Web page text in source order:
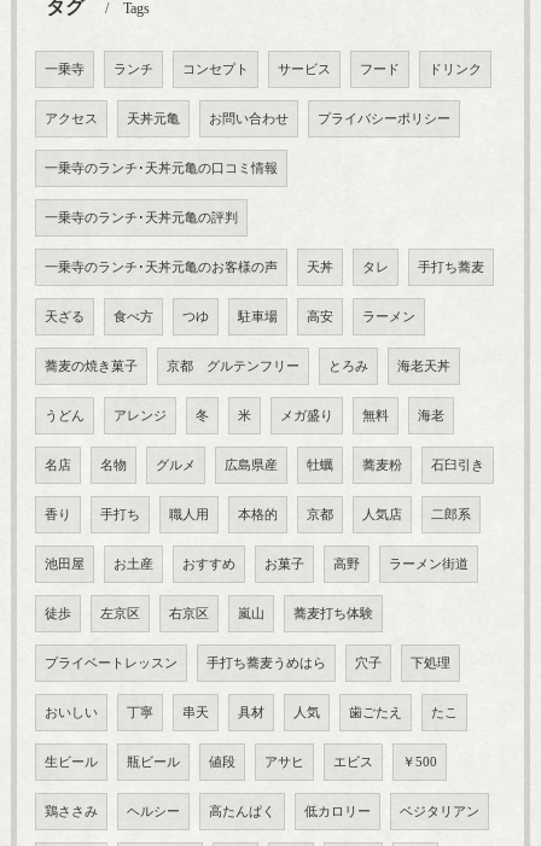
タグ Tags
一乗寺 ランチ コンセプト サービス フード ドリンク
アクセス 天丼元亀 お問い合わせ プライバシーポリシー
一乗寺のランチ･天丼元亀の口コミ情報
一乗寺のランチ･天丼元亀の評判
一乗寺のランチ･天丼元亀のお客様の声 天丼 タレ 手打ち蕎麦
天ざる 食べ方 つゆ 駐車場 高安 ラーメン
蕎麦の焼き菓子 京都 グルテンフリー とろみ 海老天丼
うどん アレンジ 冬 米 メガ盛り 無料 海老
名店 名物 グルメ 広島県産 牡蠣 蕎麦粉 石臼引き
香り 手打ち 職人用 本格的 京都 人気店 二郎系
池田屋 お土産 おすすめ お菓子 高野 ラーメン街道
徒歩 左京区 右京区 嵐山 蕎麦打ち体験
プライベートレッスン 手打ち蕎麦うめはら 穴子 下処理
おいしい 丁寧 串天 具材 人気 歯ごたえ たこ
生ビール 瓶ビール 値段 アサヒ エビス ￥500
鶏ささみ ヘルシー 高たんぱく 低カロリー ベジタリアン